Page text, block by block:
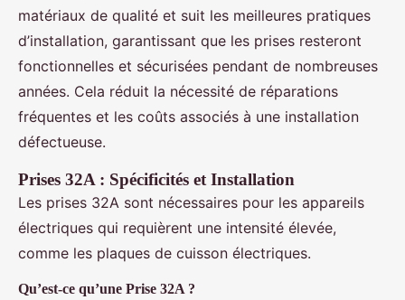
matériaux de qualité et suit les meilleures pratiques
d’installation, garantissant que les prises resteront
fonctionnelles et sécurisées pendant de nombreuses
années. Cela réduit la nécessité de réparations
fréquentes et les coûts associés à une installation
défectueuse.
Prises 32A : Spécificités et Installation
Les prises 32A sont nécessaires pour les appareils
électriques qui requièrent une intensité élevée,
comme les plaques de cuisson électriques.
Qu’est-ce qu’une Prise 32A ?